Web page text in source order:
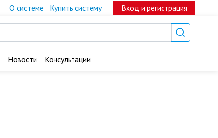
О системе Купить систему Вход и регистрация
Новости Консультации